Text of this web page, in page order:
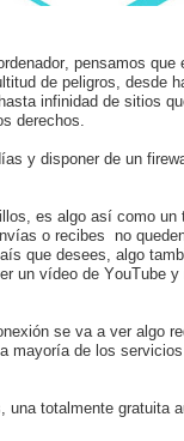
pensamos
de peligros, desde
infinidad de sitios
derechos.
y disponer de un
es algo así como
o recibes no
que desees, algo
un vídeo de YouTube
se va a ver algo
mayoría de los
totalmente gratuita